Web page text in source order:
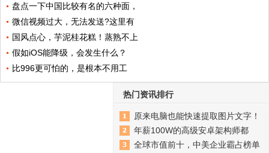
盘点一下中国比较有名的六种面，
微信视频过大，无法发送?这里有
国风点心，芋泥桂花糕！蒸熟不上
假如iOS能降级，会发生什么？
比996更可怕的，是根本不用工
热门资讯排行
原来电脑也能快速提取图片文字！
年薪100W的高级安卓架构师都
全球市值前十，中美企业霸占榜单